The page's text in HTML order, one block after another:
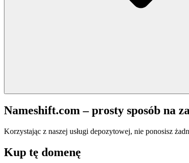
Nameshift.com – prosty sposób na
Korzystając z naszej usługi depozytowej, nie ponosisz
Kup tę domenę